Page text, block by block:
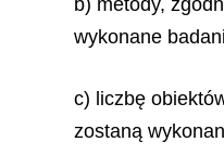
b) metody,
wykonane
c) liczbę
zostaną